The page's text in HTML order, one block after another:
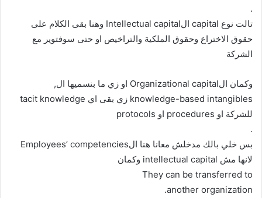
.
تالت نوع capital الIntellectual capital وهنا بقى الكلام على
حقوق الاختراع وحقوق الملكية والتراخيص او حتى سوفتوير مع
الشركة
وكمان الOrganizational capital او زي ما بنسميها ال,
knowledge-based intangibles زي بقى اي tacit knowledge
للشركة او procedures او protocols
.
بس خلي بالك مدخلش معانا هنا الEmployees’ competencies
لانها مش intellectual capital وكمان
They can be transferred to
another organization.